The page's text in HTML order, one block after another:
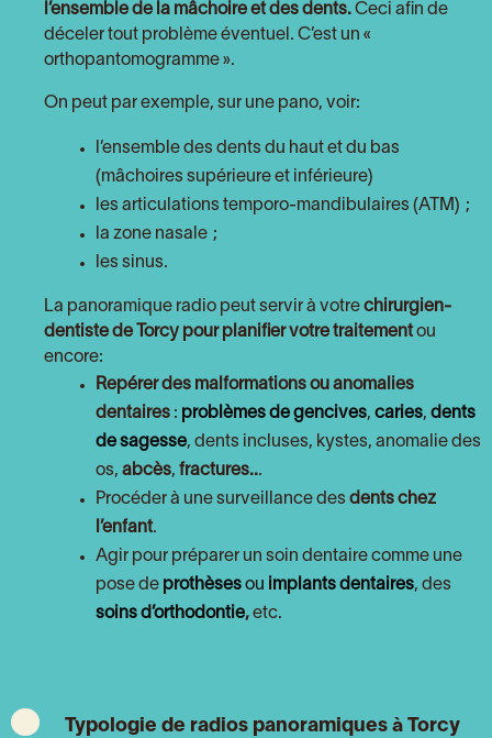
l’ensemble de la mâchoire et des dents. Ceci afin de
déceler tout problème éventuel. C’est un «
orthopantomogramme ».
On peut par exemple, sur une pano, voir:
l’ensemble des dents du haut et du bas
(mâchoires supérieure et inférieure)
les articulations temporo-mandibulaires (ATM) ;
la zone nasale ;
les sinus.
La panoramique radio peut servir à votre chirurgien-
dentiste de Torcy pour planifier votre traitement ou
encore:
Repérer des malformations ou anomalies
dentaires : problèmes de gencives, caries, dents
de sagesse, dents incluses, kystes, anomalie des
os, abcès, fractures...
Procéder à une surveillance des dents chez
l’enfant.
Agir pour préparer un soin dentaire comme une
pose de prothèses ou implants dentaires, des
soins d’orthodontie, etc.
Typologie de radios panoramiques à Torcy